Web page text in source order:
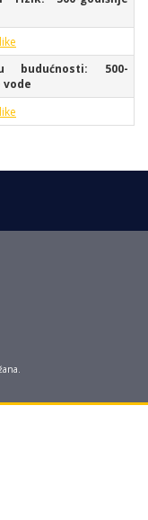
budućnosti: 500-
vode